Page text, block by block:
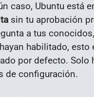
caso, Ubuntu está
sin tu aprobación
a tus
habilitado, esto
por defecto. Solo
de configuración.